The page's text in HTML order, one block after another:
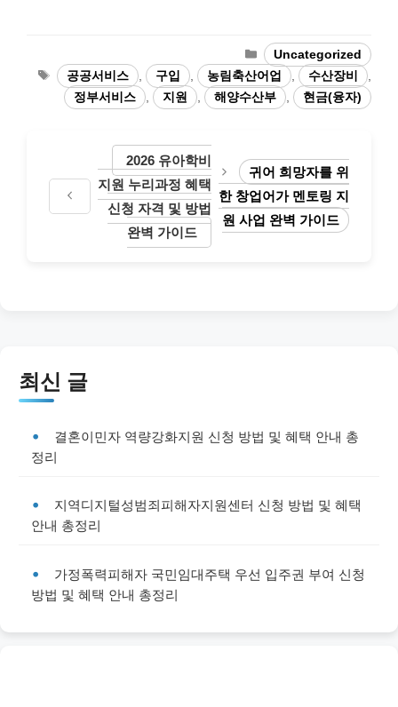
Categories
Uncategorized
Tags공공서비스 구입 농림축산어업 수산장비
정부서비스
지원 해양수산부 현금(융자)
2026 유아학비
지원 누리과정 혜택
신청 자격 및 방법
완벽 가이드
귀어 희망자를 위
한 창업어가 멘토링 지
원 사업 완벽 가이드
최신 글
결혼이민자 역량강화지원 신청 방법 및 혜택 안내 총
정리
지역디지털성범죄피해자지원센터 신청 방법 및 혜택
안내 총정리
가정폭력피해자 국민임대주택 우선 입주권 부여 신청
방법 및 혜택 안내 총정리